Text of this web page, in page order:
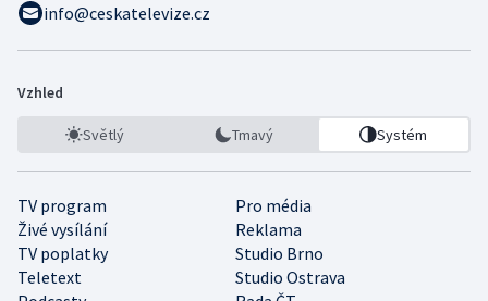
info@ceskatelevize.cz
Vzhled
Světlý Tmavý Systém
TV program
Pro média
Živé vysílání
Reklama
TV poplatky
Studio Brno
Teletext
Studio Ostrava